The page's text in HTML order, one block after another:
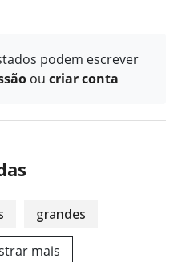
podem escrever
ou criar conta
grandes
mais